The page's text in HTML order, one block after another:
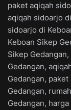
paket aqiqah
aqiqah sidoarjo
sidoarjo di
Keboan Sikep
Sikep
Gedangan,
Gedangan,
Gedangan,
Gedangan,